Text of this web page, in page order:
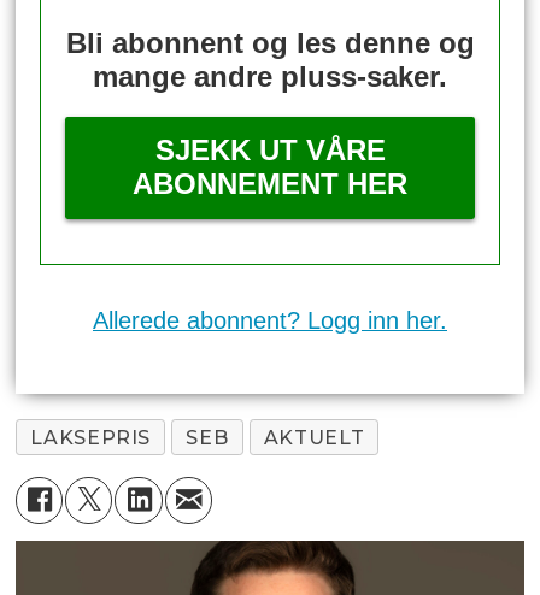
Bli abonnent og les denne og
mange andre pluss-saker.
SJEKK UT VÅRE
ABONNEMENT HER
Allerede abonnent? Logg inn her.
LAKSEPRIS SEB AKTUELT